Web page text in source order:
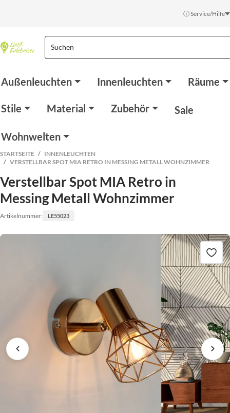
ⓘ Service/Hilfe
Außenleuchten Innenleuchten Räume
Stile Material Zubehör Sale
Wohnwelten
STARTSEITE
INNENLEUCHTEN
VERSTELLBAR SPOT MIA RETRO IN MESSING METALL WOHNZIMMER
Verstellbar Spot MIA Retro in
Messing Metall Wohnzimmer
Artikelnummer: LE55023